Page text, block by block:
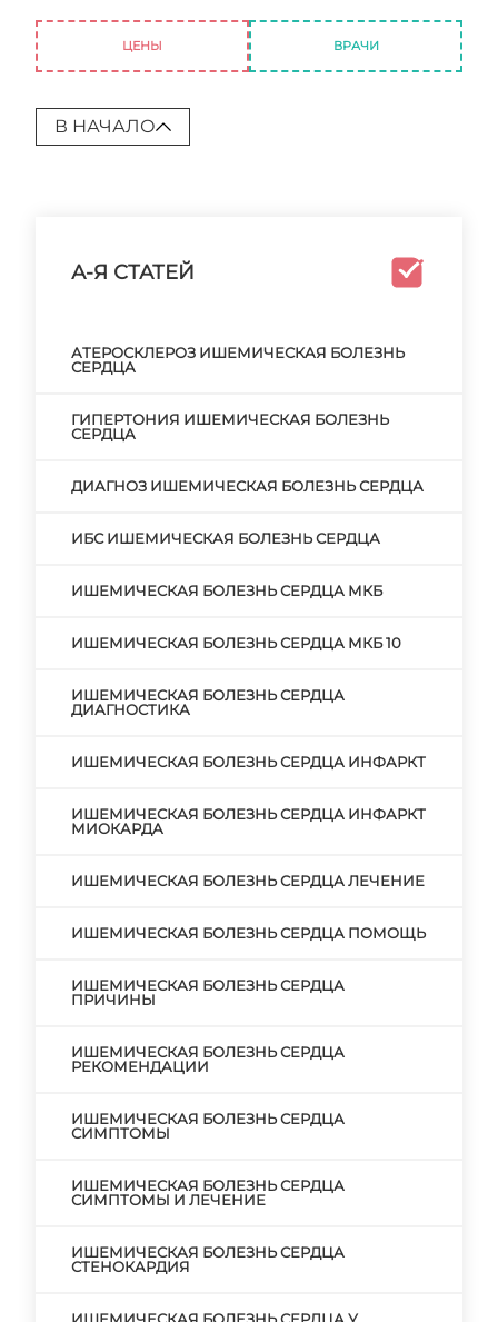
ЦЕНЫ ВРАЧИ
В НАЧАЛО
А-Я СТАТЕЙ
АТЕРОСКЛЕРОЗ ИШЕМИЧЕСКАЯ БОЛЕЗНЬ
СЕРДЦА
ГИПЕРТОНИЯ ИШЕМИЧЕСКАЯ БОЛЕЗНЬ
СЕРДЦА
ДИАГНОЗ ИШЕМИЧЕСКАЯ БОЛЕЗНЬ СЕРДЦА
ИБС ИШЕМИЧЕСКАЯ БОЛЕЗНЬ СЕРДЦА
ИШЕМИЧЕСКАЯ БОЛЕЗНЬ СЕРДЦА МКБ
ИШЕМИЧЕСКАЯ БОЛЕЗНЬ СЕРДЦА МКБ 10
ИШЕМИЧЕСКАЯ БОЛЕЗНЬ СЕРДЦА
ДИАГНОСТИКА
ИШЕМИЧЕСКАЯ БОЛЕЗНЬ СЕРДЦА ИНФАРКТ
ИШЕМИЧЕСКАЯ БОЛЕЗНЬ СЕРДЦА ИНФАРКТ
МИОКАРДА
ИШЕМИЧЕСКАЯ БОЛЕЗНЬ СЕРДЦА ЛЕЧЕНИЕ
ИШЕМИЧЕСКАЯ БОЛЕЗНЬ СЕРДЦА ПОМОЩЬ
ИШЕМИЧЕСКАЯ БОЛЕЗНЬ СЕРДЦА
ПРИЧИНЫ
ИШЕМИЧЕСКАЯ БОЛЕЗНЬ СЕРДЦА
РЕКОМЕНДАЦИИ
ИШЕМИЧЕСКАЯ БОЛЕЗНЬ СЕРДЦА
СИМПТОМЫ
ИШЕМИЧЕСКАЯ БОЛЕЗНЬ СЕРДЦА
СИМПТОМЫ И ЛЕЧЕНИЕ
ИШЕМИЧЕСКАЯ БОЛЕЗНЬ СЕРДЦА
СТЕНОКАРДИЯ